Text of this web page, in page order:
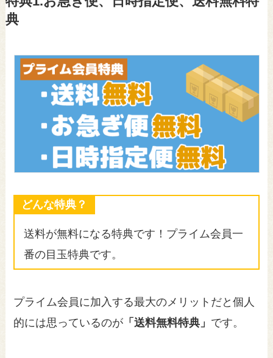
典
どんな特典？
送料が無料になる特典です！プライム会員一
番の目玉特典です。
プライム会員に加入する最大のメリットだと個人
的には思っているのが 「送料無料特典」 です。